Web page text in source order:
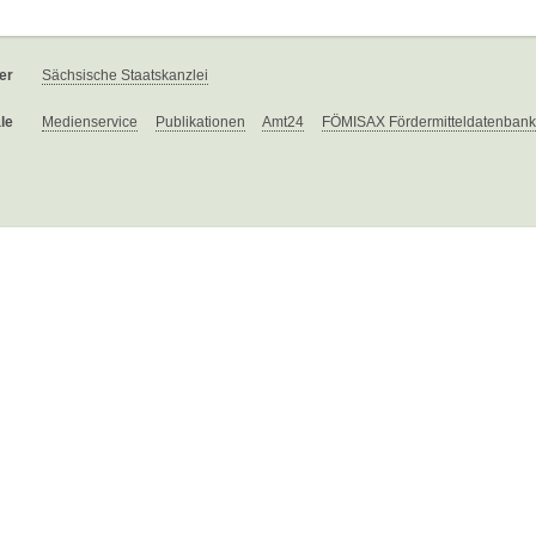
Sächsische Staatskanzlei
Medienservice Publikationen Amt24 FÖMISAX Fördermitteldatenbank